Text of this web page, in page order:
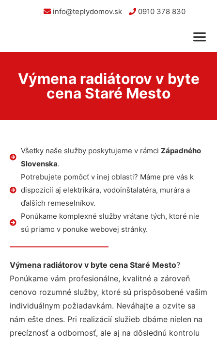
info@teplydomov.sk 0910 378 830
Výmena radiátorov v byte
cena Staré Mesto
Všetky naše služby poskytujeme v rámci Západného
Slovenska.
Potrebujete pomôcť v inej oblasti? Máme pre vás k
dispozícii aj elektrikára, vodoinštalatéra, murára a
ďalších remeselníkov.
Ponúkame komplexné služby vrátane tých, ktoré nie
sú priamo v ponuke webovej stránky.
Výmena radiátorov v byte cena Staré Mesto?
Ponúkame vám profesionálne, kvalitné a zároveň
cenovo rozumné služby, ktoré sú prispôsobené vašim
individuálnym požiadavkám. Neváhajte a ozvite sa
nám ešte dnes. Pri realizácií služieb dbáme nielen na
precíznosť a odbornosť, ale aj na dôslednú kontrolu